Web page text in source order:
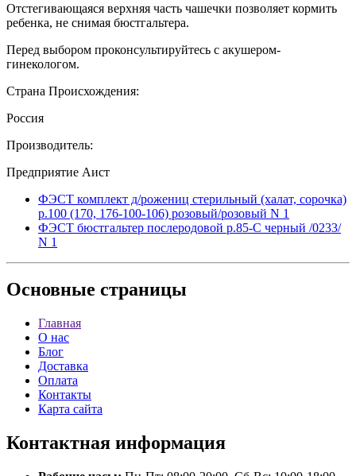
Отстегивающаяся верхняя часть чашечки позволяет кормить
ребенка, не снимая бюстгальтера.
Перед выбором проконсультируйтесь с акушером-
гинекологом.
Страна Происхождения:
Россия
Производитель:
Предприятие Аист
ФЭСТ комплект д/рожениц стерильный (халат, сорочка)
р.100 (170, 176-100-106) розовый/розовый N 1
ФЭСТ бюстгальтер послеродовой р.85-C черный /0233/
N 1
Основные страницы
Главная
О нас
Блог
Доставка
Оплата
Контакты
Карта сайта
Контактная информация